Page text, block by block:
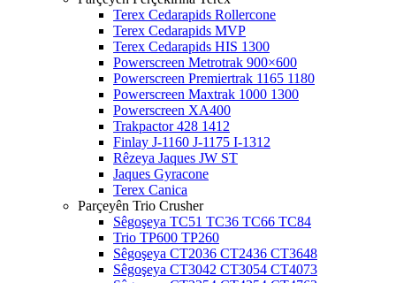
Terex Cedarapids Rollercone
Terex Cedarapids MVP
Terex Cedarapids HIS 1300
Powerscreen Metrotrak 900×600
Powerscreen Premiertrak 1165 1180
Powerscreen Maxtrak 1000 1300
Powerscreen XA400
Trakpactor 428 1412
Finlay J-1160 J-1175 I-1312
Rêzeya Jaques JW ST
Jaques Gyracone
Terex Canica
Parçeyên Trio Crusher
Sêgoşeya TC51 TC36 TC66 TC84
Trio TP600 TP260
Sêgoşeya CT2036 CT2436 CT3648
Sêgoşeya CT3042 CT3054 CT4073